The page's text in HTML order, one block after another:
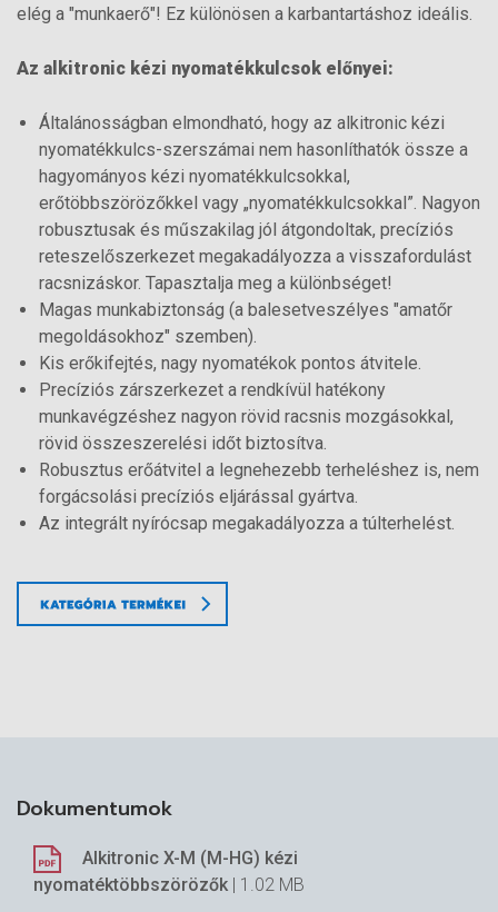
elég a "munkaerő"! Ez különösen a karbantartáshoz ideális.
Az alkitronic kézi nyomatékkulcsok előnyei:
Általánosságban elmondható, hogy az alkitronic kézi
nyomatékkulcs-szerszámai nem hasonlíthatók össze a
hagyományos kézi nyomatékkulcsokkal,
erőtöbbszörözőkkel vagy „nyomatékkulcsokkal”. Nagyon
robusztusak és műszakilag jól átgondoltak, precíziós
reteszelőszerkezet megakadályozza a visszafordulást
racsnizáskor. Tapasztalja meg a különbséget!
Magas munkabiztonság (a balesetveszélyes "amatőr
megoldásokhoz" szemben).
Kis erőkifejtés, nagy nyomatékok pontos átvitele.
Precíziós zárszerkezet a rendkívül hatékony
munkavégzéshez nagyon rövid racsnis mozgásokkal,
rövid összeszerelési időt biztosítva.
Robusztus erőátvitel a legnehezebb terheléshez is, nem
forgácsolási precíziós eljárással gyártva.
Az integrált nyírócsap megakadályozza a túlterhelést.
Dokumentumok
Alkitronic X-M (M-HG) kézi
nyomatéktöbbszörözők | 1.02 MB